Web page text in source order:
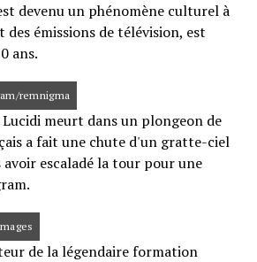
devenu un phénomène culturel à
émissions de télévision, est
ans.
remnigma
Lucidi meurt dans un plongeon de
a fait une chute d'un gratte-ciel
avoir escaladé la tour pour une
de la légendaire formation